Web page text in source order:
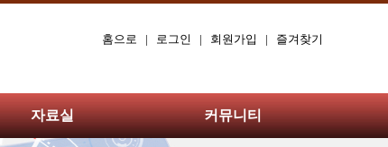
홈으로 | 로그인 | 회원가입 | 즐겨찾기
자료실 커뮤니티